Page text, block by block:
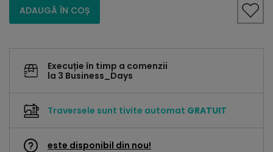
ADAUGĂ ÎN COȘ
Execuție în timp a comenzii
la 3 Business_Days
Traversele sunt tivite automat GRATUIT
este disponibil din nou!